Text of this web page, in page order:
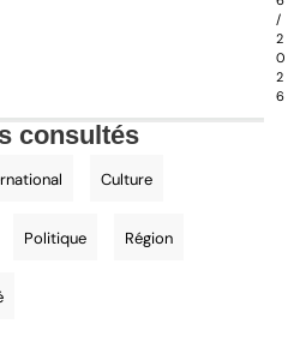
/
2
0
2
6
consultés
Culture
Politique Région